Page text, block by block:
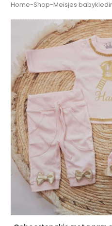
Home-Shop-Meisjes